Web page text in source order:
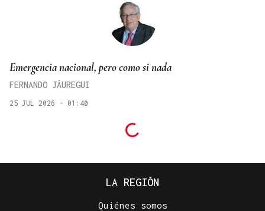
Emergencia nacional, pero como si nada
FERNANDO JÁUREGUI
25 JUL 2026 - 01:40
LA REGIÓN
Quiénes somos